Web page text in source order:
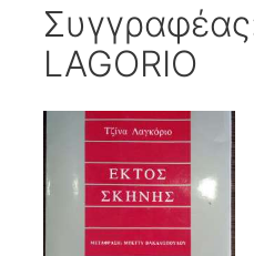
LAGORIO